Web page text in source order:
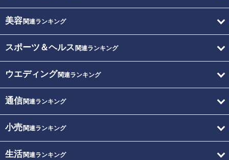
美容関連ランキング
スポーツ＆ヘルス 関連ランキング
ウエディング関連ランキング
通信関連ランキング
小売関連ランキング
生活関連ランキング